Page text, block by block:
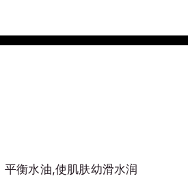
衡水油,使肌肤幼滑水润